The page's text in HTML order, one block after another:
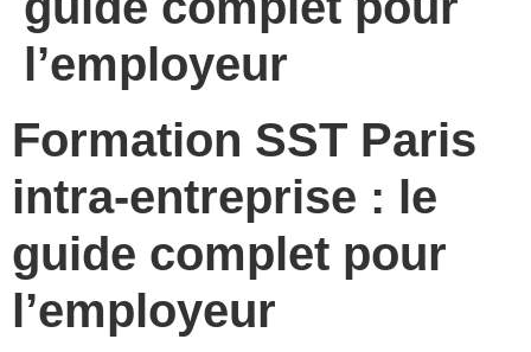
l’employeur
Formation SST Paris
intra-entreprise : le
guide complet pour
l’employeur